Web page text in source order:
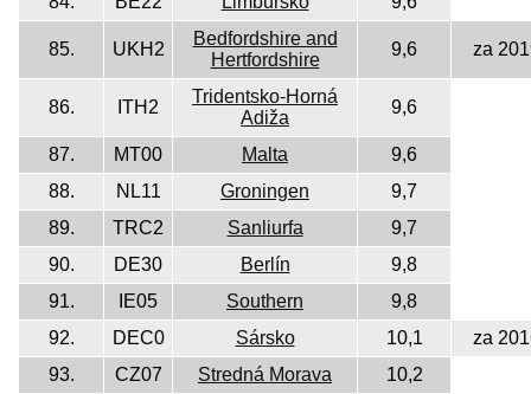
85. UKH2
Bedfordshire and
Hertfordshire
9,6 za
86. ITH2
Tridentsko-Horná
Adiža
9,6
87. MT00 Malta
9,6
88.
NL11 Groningen
9,7
89.
TRC2 Sanliurfa
9,7
90.
DE30 Berlín
9,8
91.
IE05 Southern
9,8
92.
DEC0 Sársko 10,1
za
93.
CZ07 Stredná Morava
10,2